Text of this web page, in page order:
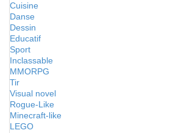
Cuisine
Danse
Dessin
Educatif
Sport
Inclassable
MMORPG
Tir
Visual novel
Rogue-Like
Minecraft-like
LEGO